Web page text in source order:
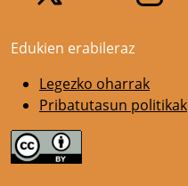
Edukien erabileraz
Legezko oharrak
Pribatutasun politikak